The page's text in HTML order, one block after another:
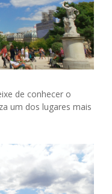
de conhecer o
um dos lugares mais